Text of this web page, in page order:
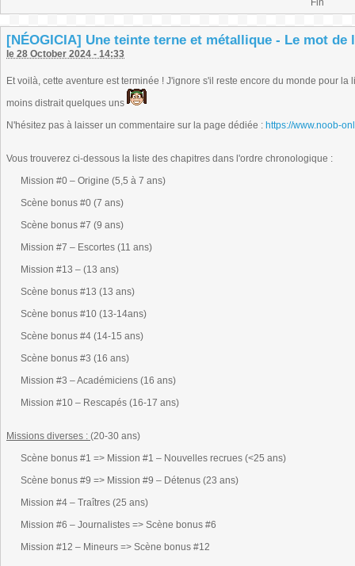
Fin
[NÉOGICIA] Une teinte terne et métallique - Le mot de
le 28 October 2024 - 14:33
Et voilà, cette aventure est terminée ! J'ignore s'il reste encore du monde pour
moins distrait quelques uns
N'hésitez pas à laisser un commentaire sur la page dédiée : https://www.noob-
Vous trouverez ci-dessous la liste des chapitres dans l'ordre chronologique :
Mission #0 – Origine (5,5 à 7 ans)
Scène bonus #0 (7 ans)
Scène bonus #7 (9 ans)
Mission #7 – Escortes (11 ans)
Mission #13 – (13 ans)
Scène bonus #13 (13 ans)
Scène bonus #10 (13-14ans)
Scène bonus #4 (14-15 ans)
Scène bonus #3 (16 ans)
Mission #3 – Académiciens (16 ans)
Mission #10 – Rescapés (16-17 ans)
Missions diverses : (20-30 ans)
Scène bonus #1 => Mission #1 – Nouvelles recrues (<25 ans)
Scène bonus #9 => Mission #9 – Détenus (23 ans)
Mission #4 – Traîtres (25 ans)
Mission #6 – Journalistes => Scène bonus #6
Mission #12 – Mineurs => Scène bonus #12